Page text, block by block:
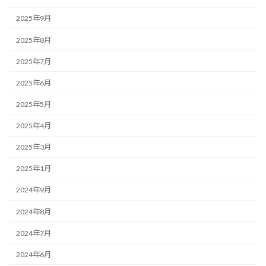
2025年9月
2025年8月
2025年7月
2025年6月
2025年5月
2025年4月
2025年3月
2025年1月
2024年9月
2024年8月
2024年7月
2024年6月